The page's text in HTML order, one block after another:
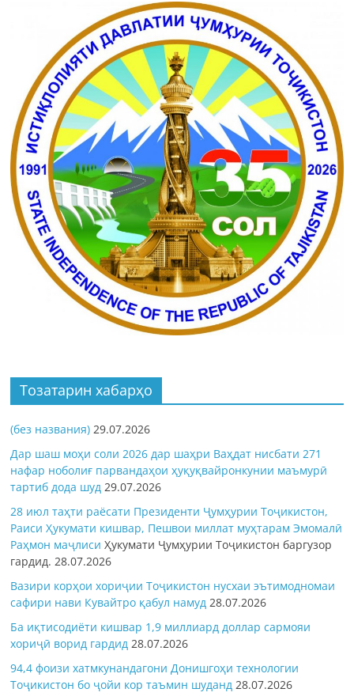
Тозатарин хабарҳо
(без названия) 29.07.2026
Дар шаш моҳи соли 2026 дар шаҳри Ваҳдат нисбати 271
нафар ноболиғ парвандаҳои ҳуқуқвайронкунии маъмурӣ
тартиб дода шуд 29.07.2026
28 июл таҳти раёсати Президенти Ҷумҳурии Тоҷикистон,
Раиси Ҳукумати кишвар, Пешвои миллат муҳтарам Эмомалӣ
Раҳмон маҷлисиҲукумати Ҷумҳурии Тоҷикистон баргузор
гардид. 28.07.2026
Вазири корҳои хориҷии Тоҷикистон нусхаи эътимодномаи
сафири нави Кувайтро қабул намуд 28.07.2026
Ба иқтисодиёти кишвар 1,9 миллиард доллар сармояи
хориҷӣ ворид гардид 28.07.2026
94,4 фоизи хатмкунандагони Донишгоҳи технологии
Тоҷикистон бо ҷойи кор таъмин шуданд 28.07.2026